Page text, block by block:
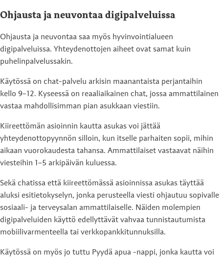
Ohjausta ja neuvontaa digipalveluissa
Ohjausta ja neuvontaa saa myös hyvinvointialueen
digipalveluissa. Yhteydenottojen aiheet ovat samat kuin
puhelinpalvelussakin.
Käytössä on chat-palvelu arkisin maanantaista perjantaihin
kello 9–12. Kyseessä on reaaliaikainen chat, jossa ammattilainen
vastaa mahdollisimman pian asukkaan viestiin.
Kiireettömän asioinnin kautta asukas voi jättää
yhteydenottopyynnön silloin, kun itselle parhaiten sopii, mihin
aikaan vuorokaudesta tahansa. Ammattilaiset vastaavat näihin
viesteihin 1–5 arkipäivän kuluessa.
Sekä chatissa että kiireettömässä asioinnissa asukas täyttää
aluksi esitietokyselyn, jonka perusteella viesti ohjautuu sopivalle
sosiaali- ja terveysalan ammattilaiselle. Näiden molempien
digipalveluiden käyttö edellyttävät vahvaa tunnistautumista
mobiilivarmenteella tai verkkopankkitunnuksilla.
Käytössä on myös jo tuttu Pyydä apua -nappi, jonka kautta voi